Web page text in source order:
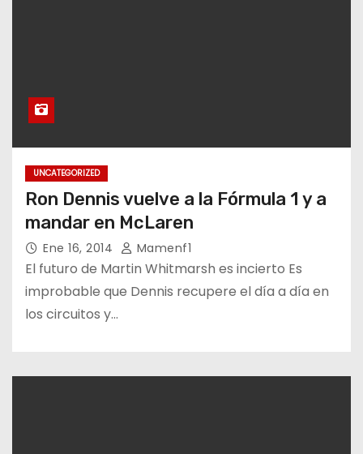
UNCATEGORIZED
Ron Dennis vuelve a la Fórmula 1 y a
mandar en McLaren
Ene 16, 2014 Mamenf1
El futuro de Martin Whitmarsh es incierto Es
improbable que Dennis recupere el día a día en
los circuitos y…